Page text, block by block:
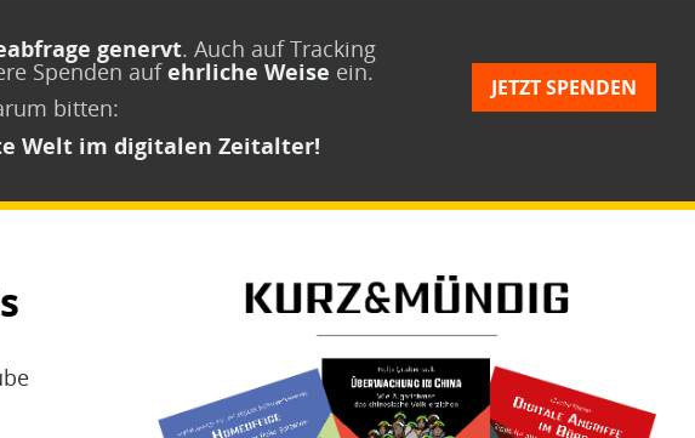
genervt. Auch auf Tracking
Spenden aufehrliche Weise ein.
bitten:
Welt im digitalen Zeitalter!
JETZT SPENDEN